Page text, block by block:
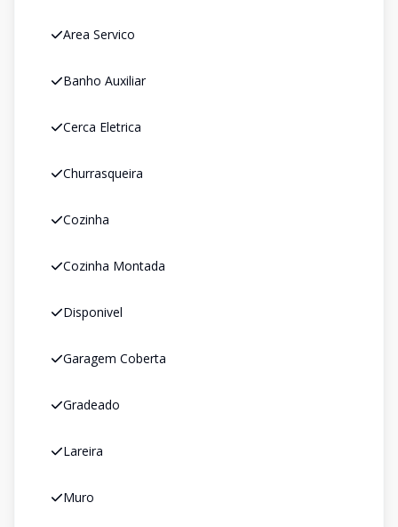
Area Servico
Banho Auxiliar
Cerca Eletrica
Churrasqueira
Cozinha
Cozinha Montada
Disponivel
Garagem Coberta
Gradeado
Lareira
Muro